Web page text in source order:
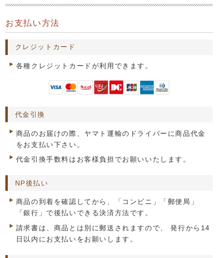
お支払い方法
クレジットカード
各種クレジットカードが利用できます。
代金引換
商品のお届けの際、ヤマト運輸のドライバーに商品代金
をお支払い下さい。
代金引換手数料はお客様負担でお願いいたします。
NP後払い
商品の到着を確認してから、「コンビニ」「郵便局」
「銀行」で後払いできる決済方法です。
請求書は、商品とは別に郵送されますので、 発行から14
日以内にお支払いをお願いします。